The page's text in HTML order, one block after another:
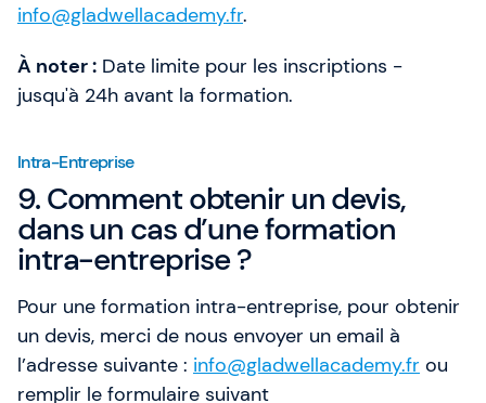
info@gladwellacademy.fr.
À noter : Date limite pour les inscriptions -
jusqu'à 24h avant la formation.
Intra-Entreprise
9. Comment obtenir un devis,
dans un cas d’une formation
intra-entreprise ?
Pour une formation intra-entreprise, pour obtenir
un devis, merci de nous envoyer un email à
l’adresse suivante : info@gladwellacademy.fr ou
remplir le formulaire suivant